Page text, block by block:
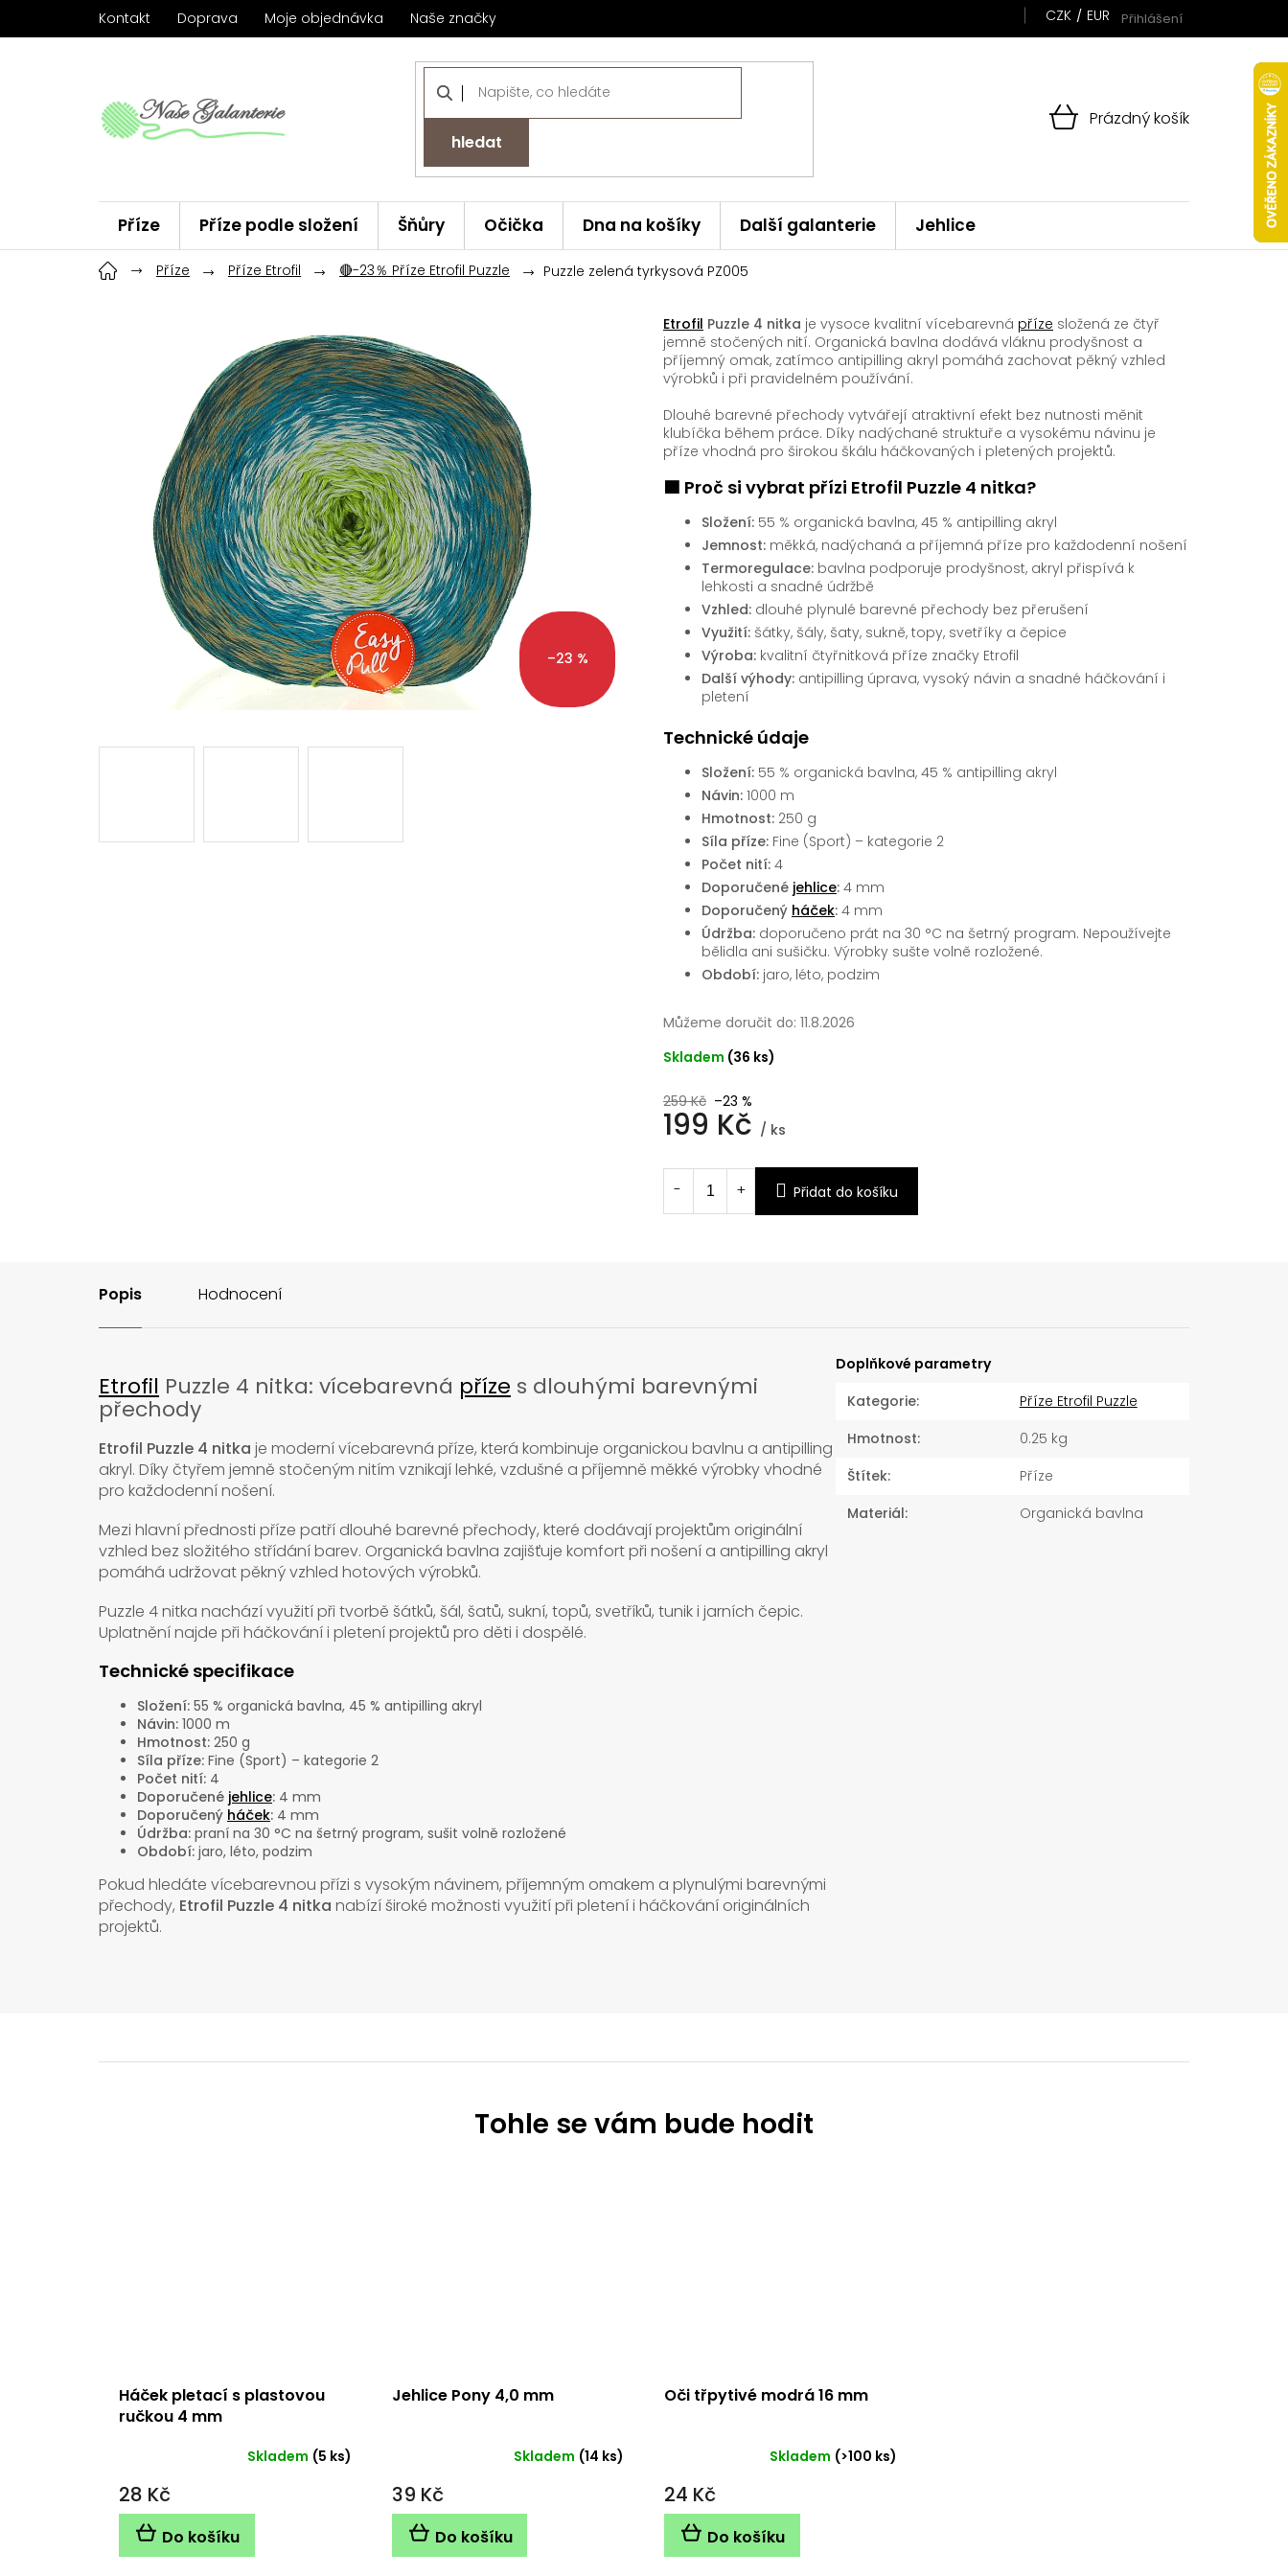
Kontakt Doprava Moje objednávka Naše značky CZK EUR Přihlášení
hledat
NÁKUPNÍ
Prázdný košík
Příze Příze podle složení Šňůry Očička Dna na košíky Další galanterie Jehlice
Háčky ChiaoGoo Značky
Příze Příze Etrofil 🔴-23％ Příze Etrofil Puzzle Puzzle zelená tyrkysová PZ005
–23 %
259 Kč –23 %
199 Kč / ks
cena:
Skladem (36 ks)
Můžeme doručit do: 11.8.2026
Přidat do košíku
Etrofil Puzzle 4 nitka je vysoce kvalitní vícebarevná příze složená ze čtyř
jemně stočených nití. Organická bavlna dodává vláknu prodyšnost a
příjemný omak, zatímco antipilling akryl pomáhá zachovat pěkný vzhled
výrobků i při pravidelném používání.
Dlouhé barevné přechody vytvářejí atraktivní efekt bez nutnosti měnit
klubíčka během práce. Díky nadýchané struktuře a vysokému návinu je
příze vhodná pro širokou škálu háčkovaných i pletených projektů.
🟩 Proč si vybrat přízi Etrofil Puzzle 4 nitka?
Složení: 55 % organická bavlna, 45 % antipilling akryl
Jemnost: měkká, nadýchaná a příjemná příze pro každodenní nošení
Termoregulace: bavlna podporuje prodyšnost, akryl přispívá k
lehkosti a snadné údržbě
Vzhled: dlouhé plynulé barevné přechody bez přerušení
Využití: šátky, šály, šaty, sukně, topy, svetříky a čepice
Výroba: kvalitní čtyřnitková příze značky Etrofil
Další výhody: antipilling úprava, vysoký návin a snadné háčkování i
pletení
Technické údaje
Složení: 55 % organická bavlna, 45 % antipilling akryl
Návin: 1000 m
Hmotnost: 250 g
Síla příze: Fine (Sport) – kategorie 2
Počet nití: 4
Doporučené jehlice: 4 mm
Doporučený háček: 4 mm
Údržba: doporučeno prát na 30 °C na šetrný program. Nepoužívejte
bělidla ani sušičku. Výrobky sušte volně rozložené.
Období: jaro, léto, podzim
Háček pletací s plastovou
ručkou 4 mm
Skladem (5 ks)
28 Kč
Do košíku
Jehlice Pony 4,0 mm
Skladem (14 ks)
39 Kč
Do košíku
Oči třpytivé modrá 16 mm
Skladem (>100 ks)
24 Kč
Do košíku
Popis Hodnocení
Etrofil Puzzle 4 nitka: vícebarevná příze s dlouhými barevnými
přechody
Etrofil Puzzle 4 nitka je moderní vícebarevná příze, která kombinuje organickou bavlnu a antipilling
akryl. Díky čtyřem jemně stočeným nitím vznikají lehké, vzdušné a příjemně měkké výrobky vhodné
pro každodenní nošení.
Mezi hlavní přednosti příze patří dlouhé barevné přechody, které dodávají projektům originální
vzhled bez složitého střídání barev. Organická bavlna zajišťuje komfort při nošení a antipilling akryl
pomáhá udržovat pěkný vzhled hotových výrobků.
Puzzle 4 nitka nachází využití při tvorbě šátků, šál, šatů, sukní, topů, svetříků, tunik i jarních čepic.
Uplatnění najde při háčkování i pletení projektů pro děti i dospělé.
Technické specifikace
Složení: 55 % organická bavlna, 45 % antipilling akryl
Návin: 1000 m
Hmotnost: 250 g
Síla příze: Fine (Sport) – kategorie 2
Počet nití: 4
Doporučené jehlice: 4 mm
Doporučený háček: 4 mm
Údržba: praní na 30 °C na šetrný program, sušit volně rozložené
Období: jaro, léto, podzim
Pokud hledáte vícebarevnou přízi s vysokým návinem, příjemným omakem a plynulými barevnými
přechody, Etrofil Puzzle 4 nitka nabízí široké možnosti využití při pletení i háčkování originálních
projektů.
Doplňkové parametry
Kategorie:
Příze Etrofil Puzzle
Hmotnost:
0.25 kg
Štítek:
Příze
Materiál: Organická bavlna